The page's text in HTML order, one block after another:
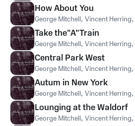
How About You
George Mitchell, Vincent Herring,
Take the"A"Train
George Mitchell, Vincent Herring,
Central Park West
George Mitchell, Vincent Herring,
Autum in New York
George Mitchell, Vincent Herring,
Lounging at the Waldorf
George Mitchell, Vincent Herring,